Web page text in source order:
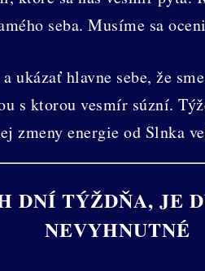
seba. Musíme sa
ukázať hlavne sebe, že
s ktorou vesmír súzní.
zmeny energie od Slnka
DNÍ TÝŽDŇA, JE
NEVYHNUTNÉ